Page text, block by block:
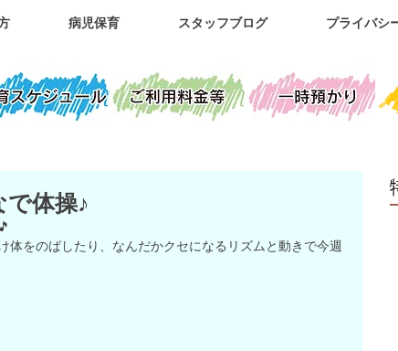
病児保育 スタッフブログ プライバシ
体操♪
体をのばしたり、なんだかクセになるリズムと動きで今週